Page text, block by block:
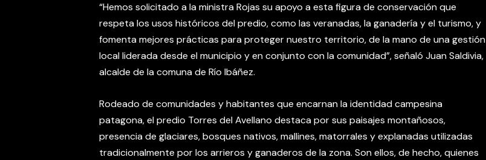
“Hemos solicitado a la ministra Rojas su apoyo a esta figura de conservación que
respeta los usos históricos del predio, como las veranadas, la ganadería y el turismo, y
fomenta mejores prácticas para proteger nuestro territorio, de la mano de una gestión
local liderada desde el municipio y en conjunto con la comunidad”, señaló Juan Saldivia,
alcalde de la comuna de Río Ibáñez.
Rodeado de comunidades y habitantes que encarnan la identidad campesina
patagona, el predio Torres del Avellano destaca por sus paisajes montañosos,
presencia de glaciares, bosques nativos, mallines, matorrales y explanadas utilizadas
tradicionalmente por los arrieros y ganaderos de la zona. Son ellos, de hecho, quienes